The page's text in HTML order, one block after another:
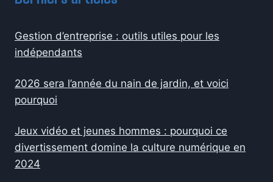
Gestion d’entreprise : outils utiles pour les
indépendants
2026 sera l’année du nain de jardin, et voici
pourquoi
Jeux vidéo et jeunes hommes : pourquoi ce
divertissement domine la culture numérique en
2024